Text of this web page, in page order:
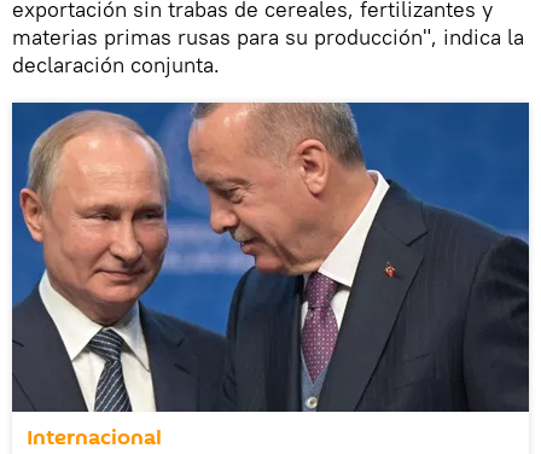
exportación sin trabas de cereales, fertilizantes y
materias primas rusas para su producción", indica la
declaración conjunta.
Internacional